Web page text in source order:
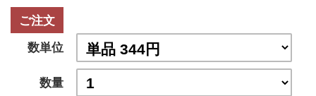
ご注文
数単位
数量